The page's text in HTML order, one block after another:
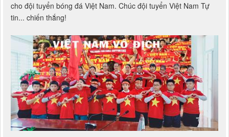
cho đội tuyển bóng đá Việt Nam. Chúc đội tuyển Việt Nam Tự
tin... chiến thắng!